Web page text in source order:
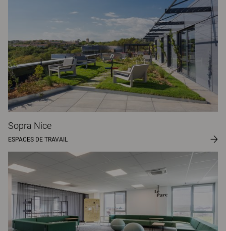
Sopra Nice
ESPACES DE TRAVAIL